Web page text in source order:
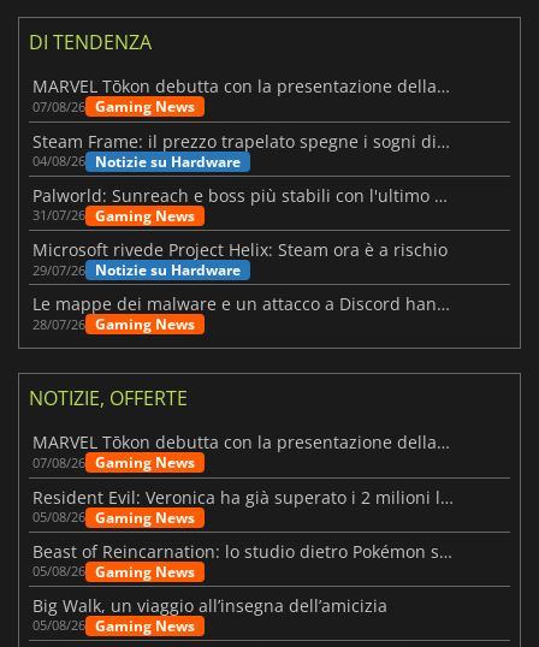
DI TENDENZA
MARVEL Tōkon debutta con la presentazione della roadmap per il primo anno
07/08/26 Gaming News
Steam Frame: il prezzo trapelato spegne i sogni di un VR economico
04/08/26 Notizie su Hardware
Palworld: Sunreach e boss più stabili con l'ultimo update
31/07/26 Gaming News
Microsoft rivede Project Helix: Steam ora è a rischio
29/07/26 Notizie su Hardware
Le mappe dei malware e un attacco a Discord hanno colpito Meccha Chameleon
28/07/26 Gaming News
NOTIZIE, OFFERTE
MARVEL Tōkon debutta con la presentazione della roadmap per il primo anno
07/08/26 Gaming News
Resident Evil: Veronica ha già superato i 2 milioni liste dei desideri
05/08/26 Gaming News
Beast of Reincarnation: lo studio dietro Pokémon su una nuova strada
05/08/26 Gaming News
Big Walk, un viaggio all’insegna dell’amicizia
05/08/26 Gaming News